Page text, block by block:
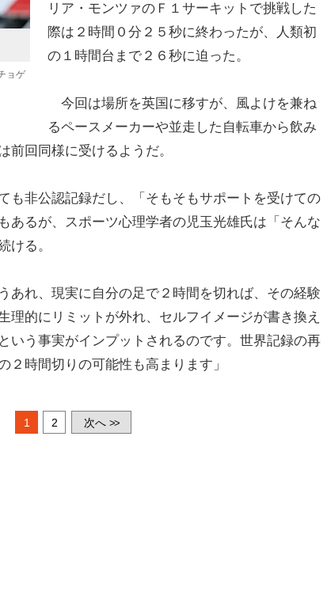
ョゲ
リア・モンツァのＦ１サーキットで挑戦した
際は２時間０分２５秒に終わったが、人類初
の１時間台まで２６秒に迫った。
今回は場所を英国に移すが、風よけを兼ね
るペースメーカーや並走した自転車から飲み
前回同様に受けるようだ。
も非公認記録だし、「そもそもサポートを受けての
あるが、スポーツ心理学者の児玉光雄氏は「そんな
ける。
あれ、現実に自分の足で２時間を切れば、その経験
理的にリミットが外れ、セルフイメージが書き換え
いう事実がインプットされるのです。世界記録の再
２時間切りの可能性も高まります」
1 2 次へ >>